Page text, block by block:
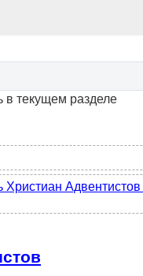
в текущем разделе
Христиан